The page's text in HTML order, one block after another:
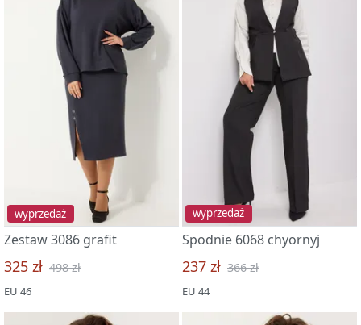
wyprzedaż
Zestaw 3086 grafit
325 zł 498 zł
EU 46
wyprzedaż
Spodnie 6068 chyornyj
237 zł 366 zł
EU 44